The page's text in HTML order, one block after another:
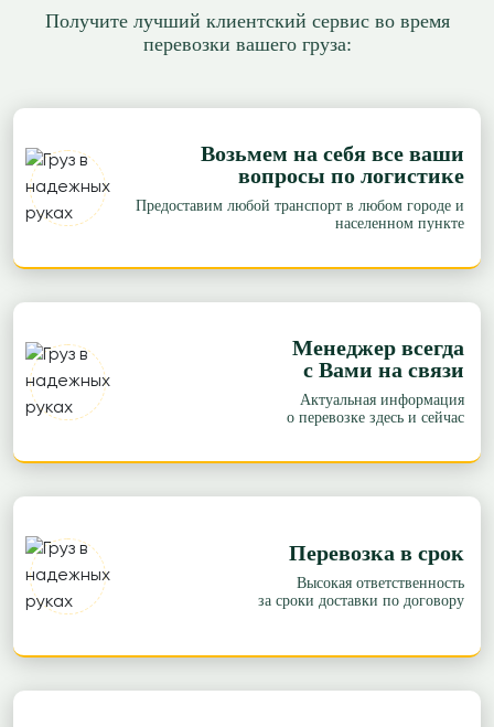
Получите лучший клиентский сервис во время
перевозки вашего груза:
Возьмем на себя все ваши
вопросы по логистике
Предоставим любой транспорт в любом городе и
населенном пункте
Менеджер всегда
с Вами на связи
Актуальная информация
о перевозке здесь и сейчас
Перевозка в срок
Высокая ответственность
за сроки доставки по договору